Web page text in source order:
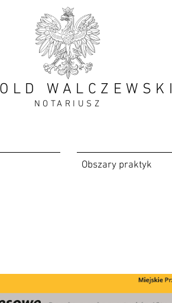
WALCZEWSKI
NOTARIUSZ
Obszary praktyk